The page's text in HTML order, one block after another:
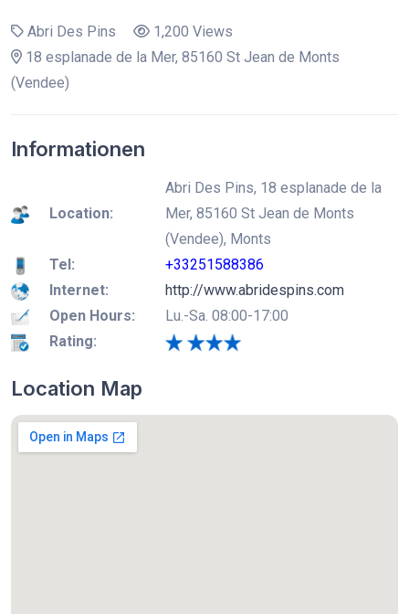
Abri Des Pins
1,200 Views
18 esplanade de la Mer, 85160 St Jean de Monts
(Vendee)
Informationen
Location:
Abri Des Pins, 18 esplanade de la
Mer, 85160 St Jean de Monts
(Vendee), Monts
Tel:
+33251588386
Internet:
http://www.abridespins.com
Open Hours:
Lu.-Sa. 08:00-17:00
Rating:
Location Map